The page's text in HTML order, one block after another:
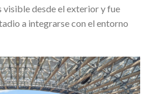
visible desde el exterior y fue
a integrarse con el entorno